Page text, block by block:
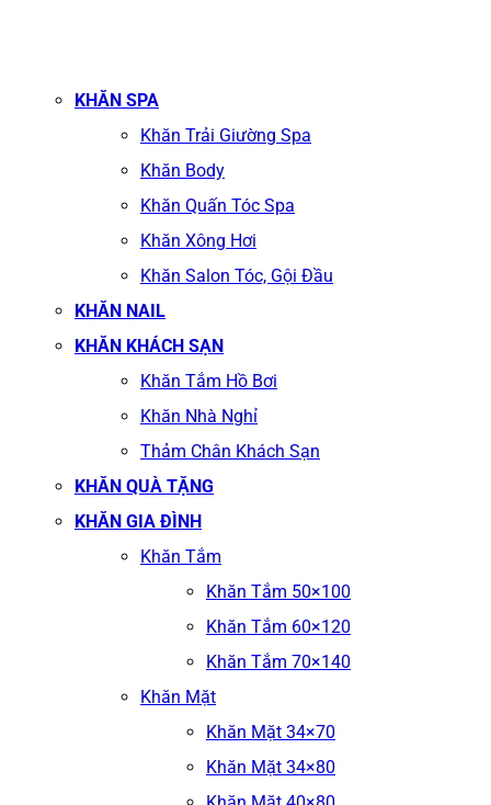
KHĂN SPA
Khăn Trải Giường Spa
Khăn Body
Khăn Quấn Tóc Spa
Khăn Xông Hơi
Khăn Salon Tóc, Gội Đầu
KHĂN NAIL
KHĂN KHÁCH SẠN
Khăn Tắm Hồ Bơi
Khăn Nhà Nghỉ
Thảm Chân Khách Sạn
KHĂN QUÀ TẶNG
KHĂN GIA ĐÌNH
Khăn Tắm
Khăn Tắm 50×100
Khăn Tắm 60×120
Khăn Tắm 70×140
Khăn Mặt
Khăn Mặt 34×70
Khăn Mặt 34×80